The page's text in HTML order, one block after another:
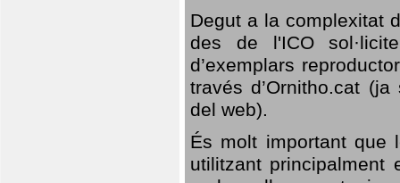
Degut a la complexitat
des de l'ICO
d’exemplars
través d’Ornitho.cat
del web).
És molt important que
utilitzant